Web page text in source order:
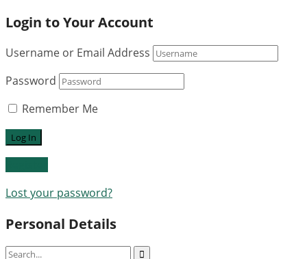
Login to Your Account
Username or Email Address
Password
Remember Me
Lost your password?
Personal Details